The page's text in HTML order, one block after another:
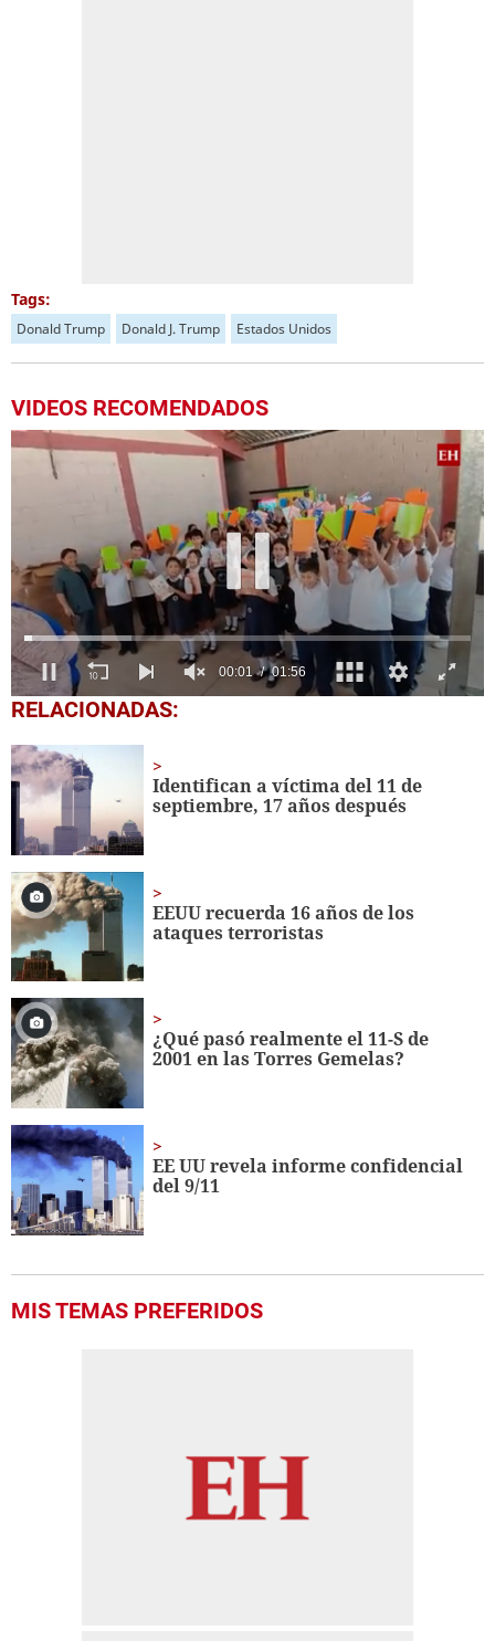
Tags:
Donald Trump Donald J. Trump Estados Unidos
VIDEOS RECOMENDADOS
0
seconds
1
minute,
56
RELACIONADAS:
Identifican a víctima del 11 de
septiembre, 17 años después
EEUU recuerda 16 años de los
ataques terroristas
¿Qué pasó realmente el 11-S de
2001 en las Torres Gemelas?
EE UU revela informe confidencial
del 9/11
MIS TEMAS PREFERIDOS